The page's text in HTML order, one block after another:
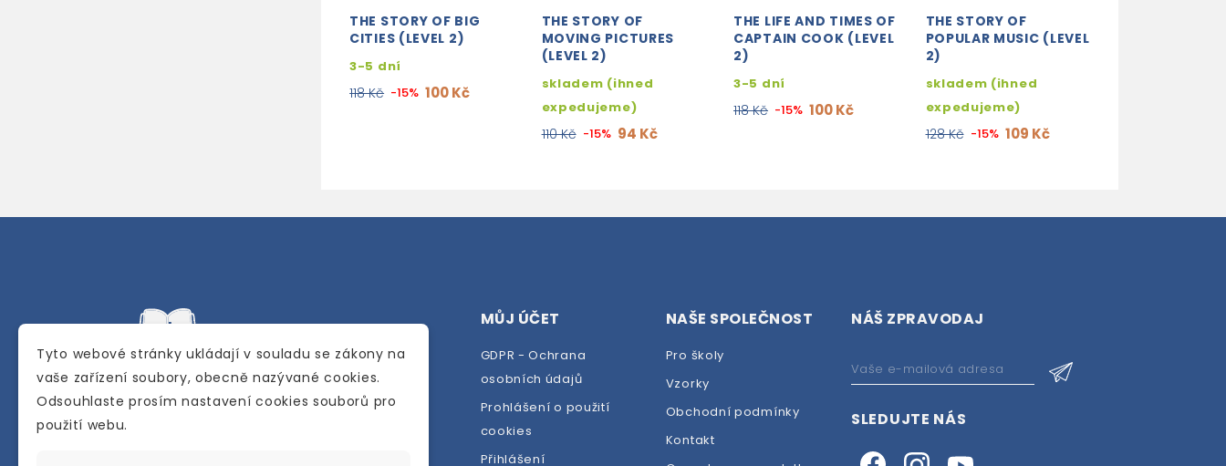
THE STORY OF BIG
CITIES (LEVEL 2)
3-5 dní
118 Kč -15% 100 Kč
THE STORY OF
MOVING PICTURES
(LEVEL 2)
skladem (ihned
expedujeme)
110 Kč -15% 94 Kč
THE LIFE AND TIMES OF
CAPTAIN COOK (LEVEL
2)
3-5 dní
118 Kč -15% 100 Kč
THE STORY OF
POPULAR MUSIC (LEVEL
2)
skladem (ihned
expedujeme)
128 Kč -15% 109 Kč
Internetové a kamenné knihkupectví se
MŮJ ÚČET
GDPR - Ochrana
osobních údajů
Prohlášení o použití
cookies
Přihlášení
NAŠE SPOLEČNOST
Pro školy
Vzorky
Obchodní podmínky
Kontakt
NÁŠ ZPRAVODAJ
SLEDUJTE NÁS
Tyto webové stránky ukládají v souladu se zákony na
vaše zařízení soubory, obecně nazývané cookies.
Odsouhlaste prosím nastavení cookies souborů pro
použití webu.